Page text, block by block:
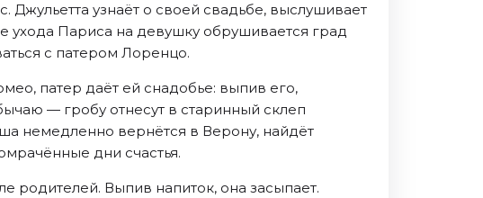
узнаёт о своей свадьбе, выслушивает
ухода Париса на девушку обрушивается град
с патером Лоренцо.
патер даёт ей снадобье: выпив его,
— гробу отнесут в старинный склеп
немедленно вернётся в Верону, найдёт
дни счастья.
родителей. Выпив напиток, она засыпает.